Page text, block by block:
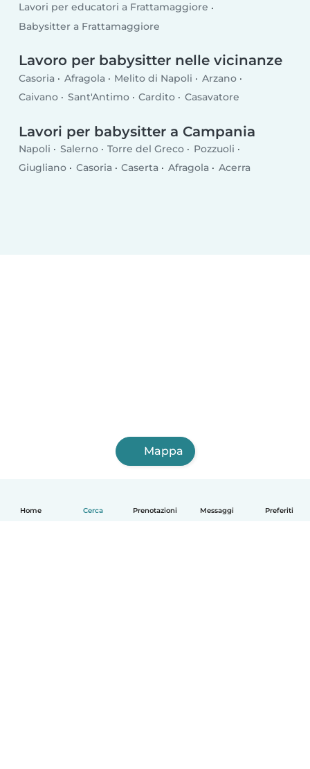
Home Cerca Prenotazioni Messaggi Preferiti
Lavori per educatori a Frattamaggiore
Babysitter a Frattamaggiore
Lavoro per babysitter nelle vicinanze
Casoria Afragola Melito di Napoli
Arzano
Caivano
Sant'Antimo Cardito Casavatore
Lavori per babysitter a Campania
Napoli Salerno Torre del Greco
Pozzuoli
Giugliano
Casoria Caserta Afragola Acerra
Mappa